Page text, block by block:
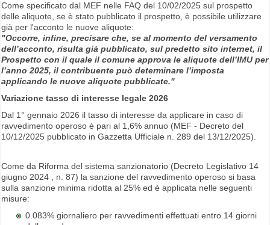
Come specificato dal MEF nelle FAQ del 10/02/2025 sul prospetto
delle aliquote, se è stato pubblicato il prospetto, è possibile utilizzare
già per l'acconto le nuove aliquote:
"Occorre, infine, precisare che, se al momento del versamento
dell’acconto, risulta già pubblicato, sul predetto sito internet, il
Prospetto con il quale il comune approva le aliquote dell’IMU per
l’anno 2025, il contribuente può determinare l’imposta
applicando le nuove aliquote pubblicate."
Variazione tasso di interesse legale 2026
Dal 1° gennaio 2026 il tasso di interesse da applicare in caso di
ravvedimento operoso è pari al 1,6% annuo (MEF - Decreto del
10/12/2025 pubblicato in Gazzetta Ufficiale n. 289 del 13/12/2025).
Come da Riforma del sistema sanzionatorio (Decreto Legislativo 14
giugno 2024 , n. 87) la sanzione del ravvedimento operoso si basa
sulla sanzione minima ridotta al 25% ed è applicata nelle seguenti
misure:
0.083% giornaliero per ravvedimenti effettuati entro 14 giorni